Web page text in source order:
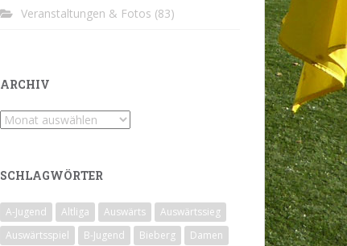
Veranstaltungen & Fotos (83)
ARCHIV
Archiv
SCHLAGWÖRTER
A-Jugend Altliga Auswärts
Auswärtssieg
Auswärtsspiel
B-Jugend Bieberg
Damen